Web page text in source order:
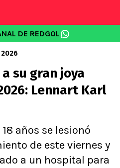
DE REDGOL
su gran joya
Lennart Karl
años se lesionó
de este viernes y
a un hospital para